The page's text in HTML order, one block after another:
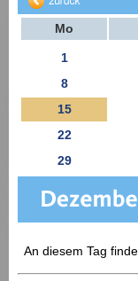
Mo
1
8
15
22
29
An diesem Tag